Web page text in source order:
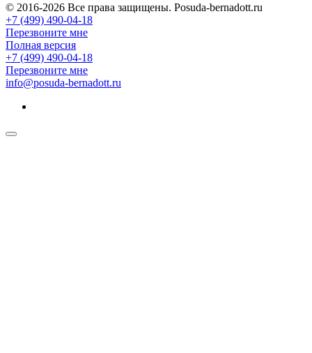
© 2016-2026 Все права защищены. Posuda-bernadott.ru
+7 (499) 490-04-18
Перезвоните мне
Полная версия
+7 (499) 490-04-18
Перезвоните мне
info@posuda-bernadott.ru